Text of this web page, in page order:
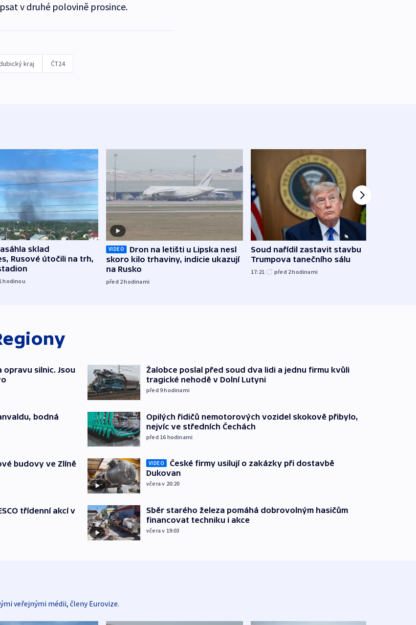
v druhé polovině prosince.
kraj ČT24
sklad
Rusové útočili na trh,
hodinou
VIDEO
Dron na letišti u Lipska nesl
skoro kilo trhaviny, indicie ukazují
na Rusko
před 2hodinami
Soud nařídil zastavit stavbu
Trumpova tanečního sálu
17:21 před 2hodinami
opravu silnic. Jsou
bodná
budovy ve Zlíně
třídenní akcí v
Žalobce poslal před soud dva lidi a jednu firmu kvůli
tragické nehodě v Dolní Lutyni
před 9hodinami
Opilých řidičů nemotorových vozidel skokově přibylo,
nejvíc ve středních Čechách
před 16 hodinami
VIDEO
České firmy usilují o zakázky při dostavbě
Dukovan
včera v 20:20
Sběr starého železa pomáhá dobrovolným hasičům
financovat techniku i akce
včera v 19:03
veřejnými médii, členy Eurovize.